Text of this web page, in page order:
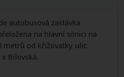
autobusová zastávka
na hlavní silnici na
metrů od křižovatky ulic
Bílovská.